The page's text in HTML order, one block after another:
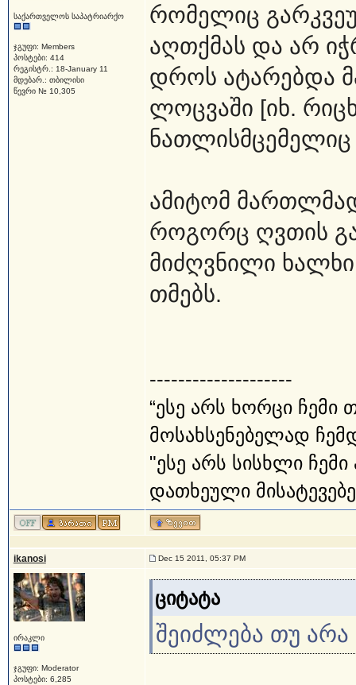
საქართველოს საპატრიარქო
ჯგუფი: Members
პოსტები: 414
რეგისტრ.: 18-January 11
მდებარ.: თბილისი
წევრი № 10,305
რომელიც
აღთქმას და არ
დროს ატარებდა
ლოცვაში [იხ.
ამიტომ
როგორც ღვთის
მიძღვნილი
თმებს.
--------------------
“ესე არს ხორცი ჩემი
მოსახსენებელად
"ესე არს სისხლი
დათხეული
ikanosi Dec 15 2011, 05:37 PM
ირაკლი
ჯგუფი: Moderator
პოსტები: 6,285
ციტატა
შეიძლება თუ